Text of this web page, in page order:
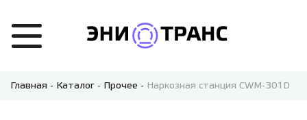
Главная - Каталог - Прочее - Наркозная станция CWM-301D